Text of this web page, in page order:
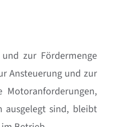
zur Fördermenge
Ansteuerung und zur
ausgelegt sind, bleibt